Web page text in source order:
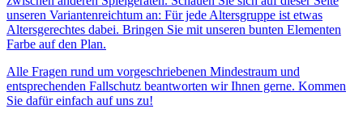
unseren Variantenreichtum an: Für jede Altersgruppe ist etwas
Altersgerechtes dabei. Bringen Sie mit unseren bunten Elementen
Farbe auf den Plan.
Alle Fragen rund um vorgeschriebenen Mindestraum und
entsprechenden Fallschutz beantworten wir Ihnen gerne. Kommen
Sie dafür einfach auf uns zu!